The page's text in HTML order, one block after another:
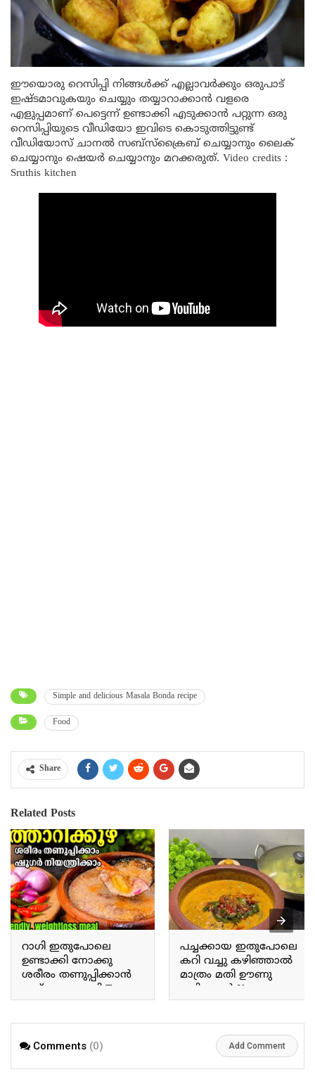
ഈയൊരു റെസിപ്പി നിങ്ങൾക്ക് എല്ലാവർക്കും ഒരുപാട്
ഇഷ്ടമാവുകയും ചെയ്യും തയ്യാറാക്കാൻ വളരെ
എളുപ്പമാണ് പെട്ടെന്ന് ഉണ്ടാക്കി എടുക്കാൻ പറ്റുന്ന ഒരു
റെസിപ്പിയുടെ വീഡിയോ ഇവിടെ കൊടുത്തിട്ടുണ്ട്
വീഡിയോസ് ചാനൽ സബ്സ്ക്രൈബ് ചെയ്യാനും ലൈക്
ചെയ്യാനും ഷെയർ ചെയ്യാനും മറക്കരുത്. Video credits :
Sruthis kitchen
Simple and delicious Masala Bonda recipe
Food
Share
Related Posts
റാഗി ഇതുപോലെ
ഉണ്ടാക്കി നോക്കു
ശരീരം തണുപ്പിക്കാൻ
ഇത് മാത്രം മതി Try
making ragi this way; this
പച്ചക്കായ ഇതുപോലെ
കറി വച്ചു കഴിഞ്ഞാൽ
മാത്രം മതി ഊണു
കഴിക്കാൻ If you prepare
a curry with raw plantains
enough for a meal.
Comments (0) Add Comment